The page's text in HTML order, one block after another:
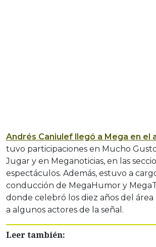
Andrés Caniulef llegó a Mega en el
tuvo participaciones en Mucho
Jugar y en Meganoticias, en las
espectáculos. Además, estuvo a
conducción de MegaHumor y
donde celebró los diez años del
a algunos actores de la señal.
Leer también: